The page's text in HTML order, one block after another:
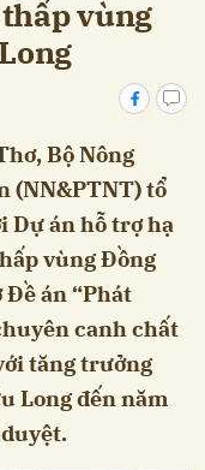
vùng
Bộ Nông
(NN&PTNT) tổ
Dự án hỗ trợ hạ
vùng Đồng
Đề án “Phát
canh chất
tăng trưởng
Long đến năm